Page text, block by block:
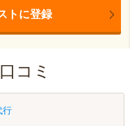
トに登録
コミ
行